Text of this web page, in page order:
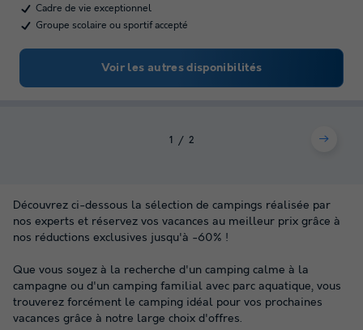
Cadre de vie exceptionnel
Groupe scolaire ou sportif accepté
Voir les autres disponibilités
1 2
Découvrez ci-dessous la sélection de campings réalisée par
nos experts et réservez vos vacances au meilleur prix grâce à
nos réductions exclusives jusqu'à -60% !
Que vous soyez à la recherche d'un camping calme à la
campagne ou d'un camping familial avec parc aquatique, vous
trouverez forcément le camping idéal pour vos prochaines
vacances grâce à notre large choix d'offres.